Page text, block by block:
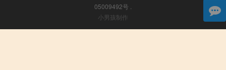
05009492号
小男孩制作